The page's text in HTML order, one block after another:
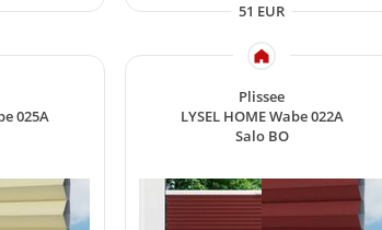
51 EUR
025A
Plissee
LYSEL HOME Wabe 022A
Salo BO